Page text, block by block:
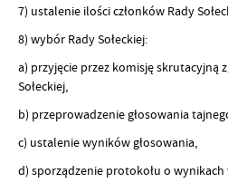
7) ustalenie ilości członków Rady
8) wybór Rady Sołeckiej:
a) przyjęcie przez komisję skrutacyjną
Sołeckiej,
b) przeprowadzenie głosowania
c) ustalenie wyników głosowania,
d) sporządzenie protokołu o